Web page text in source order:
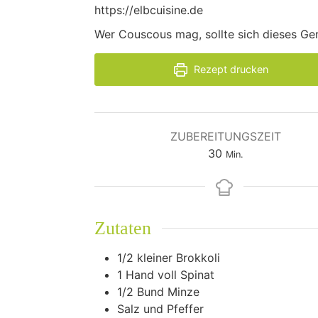
https://elbcuisine.de
Wer Couscous mag, sollte sich dieses
Rezept drucken
ZUBEREITUNGSZEIT
30 Minuten
Min.
Zutaten
1/2 kleiner Brokkoli
1 Hand voll Spinat
1/2 Bund Minze
Salz und Pfeffer